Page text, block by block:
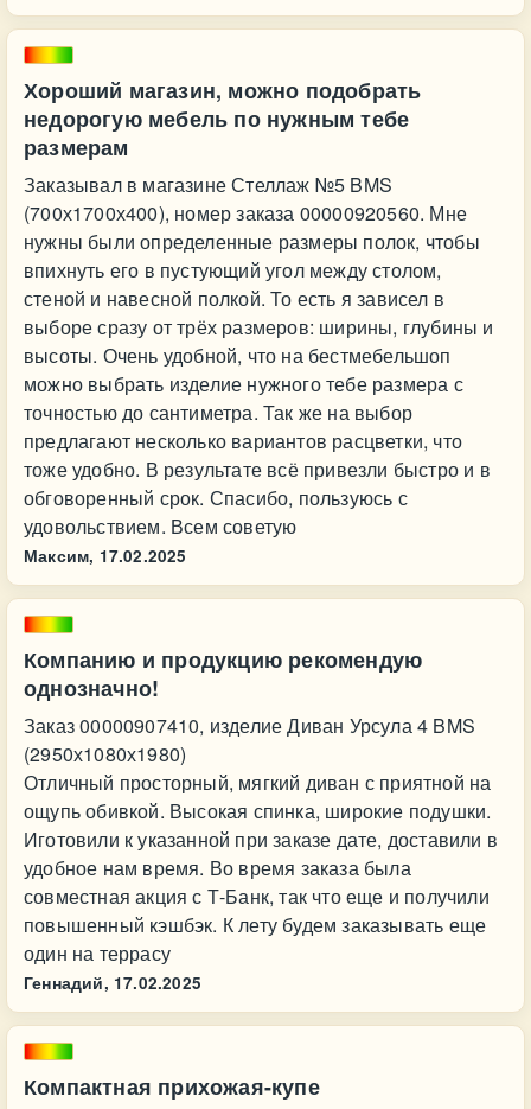
Хороший магазин, можно подобрать
недорогую мебель по нужным тебе
размерам
Заказывал в магазине Стеллаж №5 BMS
(700х1700х400), номер заказа 00000920560. Мне
нужны были определенные размеры полок, чтобы
впихнуть его в пустующий угол между столом,
стеной и навесной полкой. То есть я зависел в
выборе сразу от трёх размеров: ширины, глубины и
высоты. Очень удобной, что на бестмебельшоп
можно выбрать изделие нужного тебе размера с
точностью до сантиметра. Так же на выбор
предлагают несколько вариантов расцветки, что
тоже удобно. В результате всё привезли быстро и в
обговоренный срок. Спасибо, пользуюсь с
удовольствием. Всем советую
Максим, 17.02.2025
Компанию и продукцию рекомендую
однозначно!
Заказ 00000907410, изделие Диван Урсула 4 BMS
(2950х1080х1980)
Отличный просторный, мягкий диван с приятной на
ощупь обивкой. Высокая спинка, широкие подушки.
Иготовили к указанной при заказе дате, доставили в
удобное нам время. Во время заказа была
совместная акция с Т-Банк, так что еще и получили
повышенный кэшбэк. К лету будем заказывать еще
один на террасу
Геннадий, 17.02.2025
Компактная прихожая-купе